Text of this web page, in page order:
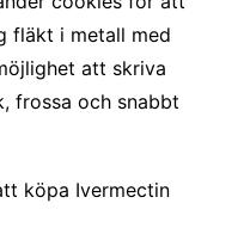
fläkt i metall med
att skriva
frossa och snabbt
köpa Ivermectin